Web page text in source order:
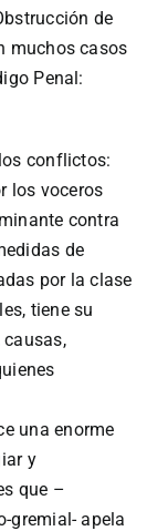
de
muchos casos
Penal:
conflictos:
los voceros
contra
de
por la clase
tiene su
una enorme
y
que –
gremial- apela